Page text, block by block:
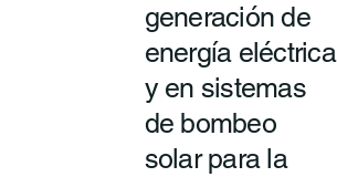
generación de
energía eléctrica
y en sistemas
de bombeo
solar para la